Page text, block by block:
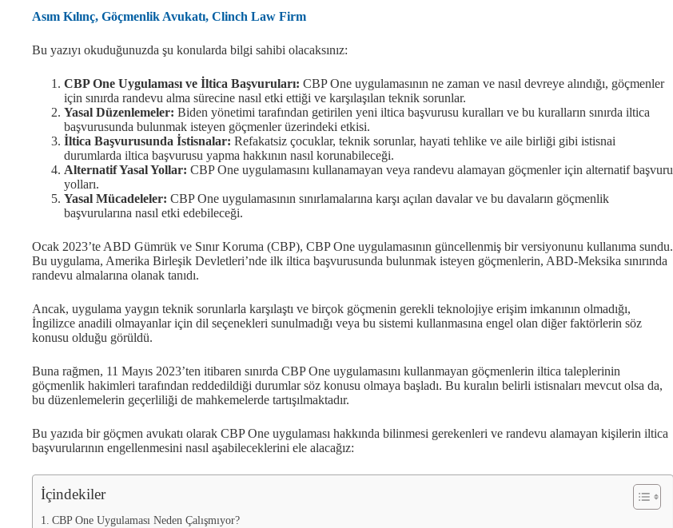
Asım Kılınç, Göçmenlik Avukatı, Clinch Law Firm
Bu yazıyı okuduğunuzda şu konularda bilgi sahibi olacaksınız:
CBP One Uygulaması ve İltica Başvuruları: CBP One uygulamasının ne zaman ve nasıl devreye alındığı, göçmenler
için sınırda randevu alma sürecine nasıl etki ettiği ve karşılaşılan teknik sorunlar.
Yasal Düzenlemeler: Biden yönetimi tarafından getirilen yeni iltica başvurusu kuralları ve bu kuralların sınırda iltica
başvurusunda bulunmak isteyen göçmenler üzerindeki etkisi.
İltica Başvurusunda İstisnalar: Refakatsiz çocuklar, teknik sorunlar, hayati tehlike ve aile birliği gibi istisnai
durumlarda iltica başvurusu yapma hakkının nasıl korunabileceği.
Alternatif Yasal Yollar: CBP One uygulamasını kullanamayan veya randevu alamayan göçmenler için alternatif başvuru
yolları.
Yasal Mücadeleler: CBP One uygulamasının sınırlamalarına karşı açılan davalar ve bu davaların göçmenlik
başvurularına nasıl etki edebileceği.
Ocak 2023’te ABD Gümrük ve Sınır Koruma (CBP), CBP One uygulamasının güncellenmiş bir versiyonunu kullanıma sundu.
Bu uygulama, Amerika Birleşik Devletleri’nde ilk iltica başvurusunda bulunmak isteyen göçmenlerin, ABD-Meksika sınırında
randevu almalarına olanak tanıdı.
Ancak, uygulama yaygın teknik sorunlarla karşılaştı ve birçok göçmenin gerekli teknolojiye erişim imkanının olmadığı,
İngilizce anadili olmayanlar için dil seçenekleri sunulmadığı veya bu sistemi kullanmasına engel olan diğer faktörlerin söz
konusu olduğu görüldü.
Buna rağmen, 11 Mayıs 2023’ten itibaren sınırda CBP One uygulamasını kullanmayan göçmenlerin iltica taleplerinin
göçmenlik hakimleri tarafından reddedildiği durumlar söz konusu olmaya başladı. Bu kuralın belirli istisnaları mevcut olsa da,
bu düzenlemelerin geçerliliği de mahkemelerde tartışılmaktadır.
Bu yazıda bir göçmen avukatı olarak CBP One uygulaması hakkında bilinmesi gerekenleri ve randevu alamayan kişilerin iltica
başvurularının engellenmesini nasıl aşabileceklerini ele alacağız:
İçindekiler
CBP One Uygulaması Neden Çalışmıyor?